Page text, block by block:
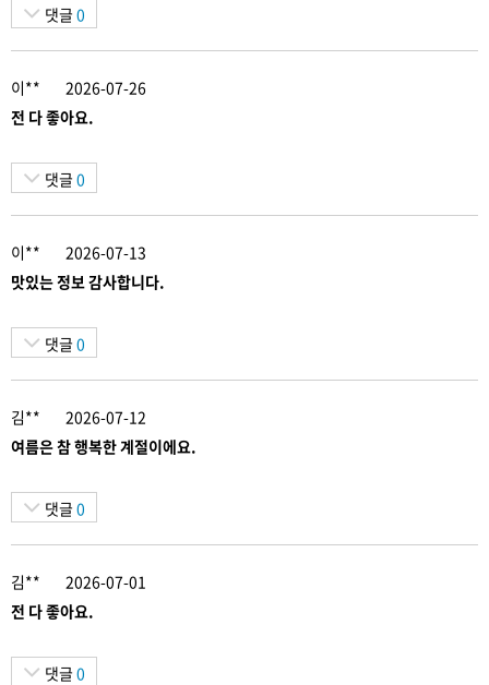
댓글 0
이**
2026-07-26
전 다 좋아요.
댓글 0
이**
2026-07-13
맛있는 정보 감사합니다.
댓글 0
김**
2026-07-12
여름은 참 행복한 계절이에요.
댓글 0
김**
2026-07-01
전 다 좋아요.
댓글 0